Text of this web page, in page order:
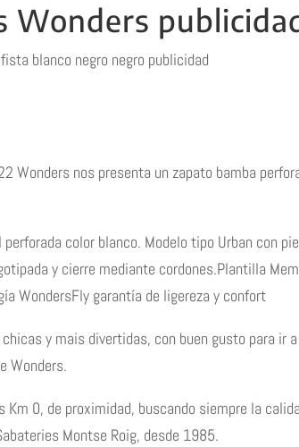
Wonders
blanco negro negro publicidad
Wonders nos presenta un zapato bamba
color blanco. Modelo tipo Urban con
y cierre mediante cordones.Plantilla
WondersFly garantía de ligereza y confort
y mais divertidas, con buen gusto para ir
Wonders.
0, de proximidad, buscando siempre la
Montse Roig, desde 1985.